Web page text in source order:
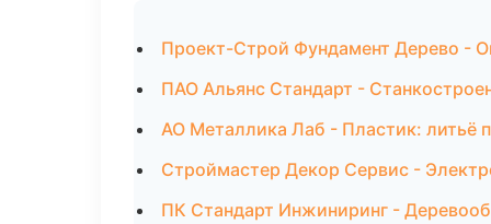
Проект-Строй Фундамент Дерево -
ПАО Альянс Стандарт -
АО Металлика Лаб - Пластик: литьё
Строймастер Декор Сервис -
ПК Стандарт Инжиниринг -